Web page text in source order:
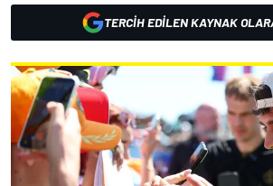
TERCIH EDILEN KAYNAK